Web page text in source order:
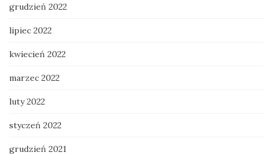
grudzień 2022
lipiec 2022
kwiecień 2022
marzec 2022
luty 2022
styczeń 2022
grudzień 2021